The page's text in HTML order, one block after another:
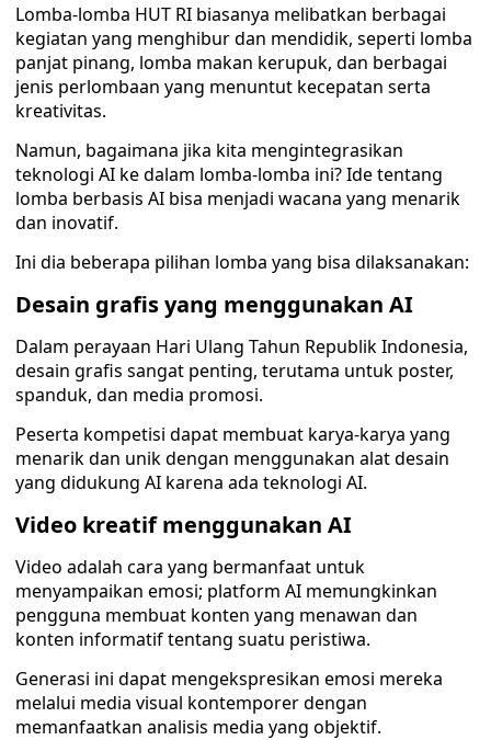
Lomba-lomba HUT RI biasanya melibatkan berbagai
kegiatan yang menghibur dan mendidik, seperti lomba
panjat pinang, lomba makan kerupuk, dan berbagai
jenis perlombaan yang menuntut kecepatan serta
kreativitas.
Namun, bagaimana jika kita mengintegrasikan
teknologi AI ke dalam lomba-lomba ini? Ide tentang
lomba berbasis AI bisa menjadi wacana yang menarik
dan inovatif.
Ini dia beberapa pilihan lomba yang bisa dilaksanakan:
Desain grafis yang menggunakan AI
Dalam perayaan Hari Ulang Tahun Republik Indonesia,
desain grafis sangat penting, terutama untuk poster,
spanduk, dan media promosi.
Peserta kompetisi dapat membuat karya-karya yang
menarik dan unik dengan menggunakan alat desain
yang didukung AI karena ada teknologi AI.
Video kreatif menggunakan AI
Video adalah cara yang bermanfaat untuk
menyampaikan emosi; platform AI memungkinkan
pengguna membuat konten yang menawan dan
konten informatif tentang suatu peristiwa.
Generasi ini dapat mengekspresikan emosi mereka
melalui media visual kontemporer dengan
memanfaatkan analisis media yang objektif.